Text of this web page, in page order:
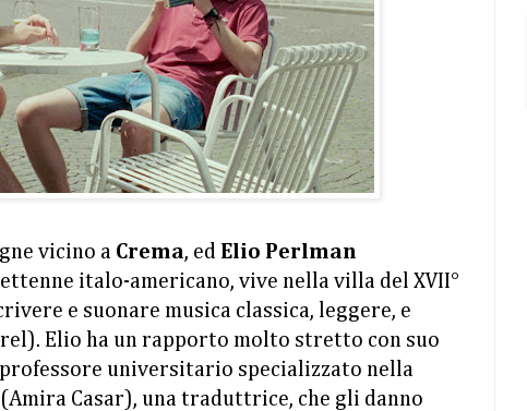
vicino a Crema, ed Elio Perlman
italo-americano, vive nella villa del XVII°
e suonare musica classica, leggere, e
Elio ha un rapporto molto stretto con suo
universitario specializzato nella
Casar), una traduttrice, che gli danno